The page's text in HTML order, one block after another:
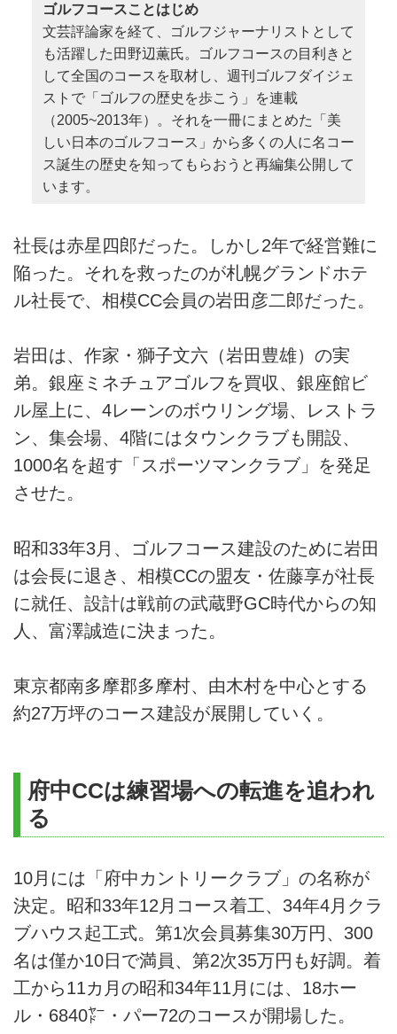
ゴルフコースことはじめ
文芸評論家を経て、ゴルフジャーナリストとして
も活躍した田野辺薫氏。ゴルフコースの目利きと
して全国のコースを取材し、週刊ゴルフダイジェ
ストで「ゴルフの歴史を歩こう」を連載
（2005~2013年）。それを一冊にまとめた「美
しい日本のゴルフコース」から多くの人に名コー
ス誕生の歴史を知ってもらおうと再編集公開して
います。
社長は赤星四郎だった。しかし2年で経営難に
陥った。それを救ったのが札幌グランドホテ
ル社長で、相模CC会員の岩田彦二郎だった。
岩田は、作家・獅子文六（岩田豊雄）の実
弟。銀座ミネチュアゴルフを買収、銀座館ビ
ル屋上に、4レーンのボウリング場、レストラ
ン、集会場、4階にはタウンクラブも開設、
1000名を超す「スポーツマンクラブ」を発足
させた。
昭和33年3月、ゴルフコース建設のために岩田
は会長に退き、相模CCの盟友・佐藤享が社長
に就任、設計は戦前の武蔵野GC時代からの知
人、富澤誠造に決まった。
東京都南多摩郡多摩村、由木村を中心とする
約27万坪のコース建設が展開していく。
府中CCは練習場への転進を追われ
る
10月には「府中カントリークラブ」の名称が
決定。昭和33年12月コース着工、34年4月クラ
ブハウス起工式。第1次会員募集30万円、300
名は僅か10日で満員、第2次35万円も好調。着
工から11カ月の昭和34年11月には、18ホー
ル・6840㍎・パー72のコースが開場した。